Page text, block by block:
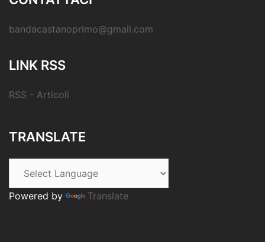
bandacastanoprimo@gmail.com
LINK RSS
RSS - Articoli
TRANSLATE
Powered by Translate